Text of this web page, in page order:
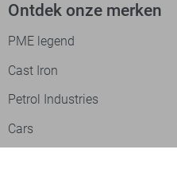
Ontdek onze merken
PME legend
Cast Iron
Petrol Industries
Cars